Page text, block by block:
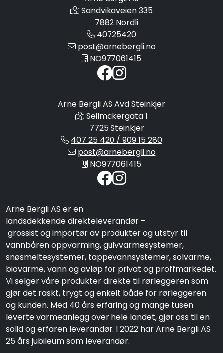
Sandvikaveien 335
7882 Nordli
40725420
post@arnebergli.no
NO977061415
Arne Bergli AS Avd Steinkjer
Seilmakergata 1
7725 Steinkjer
407 25 420 / 909 15 280
post@arnebergli.no
NO977061415
Arne Bergli AS er en
landsdekkende direkteleverandør –
grossist og importør av produkter og utstyr til
vannbåren oppvarming, gulvvarmesystemer,
snøsmeltesystemer, tappevannsystemer, solvarme,
biovarme, vann og avløp for privat og proffmarkedet.
Vi selger våre produkter direkte til rørleggeren som
gjør det raskt, trygt og enkelt både for rørleggeren
og kunden. Med 40 års erfaring og mange tusen
leverte varmeanlegg over hele landet, gjør oss til en
solid og erfaren leverandør. I 2022 har Arne Bergli AS
25 års jubileum som leverandør.